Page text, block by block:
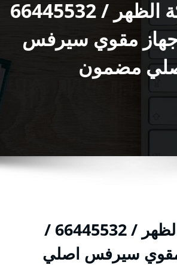
مقوي شبكة الظهر / 66445532
مقوي سيرفس
مضمون
مقوي شبكة الظهر / 66445532 /
سيرفس اصلي